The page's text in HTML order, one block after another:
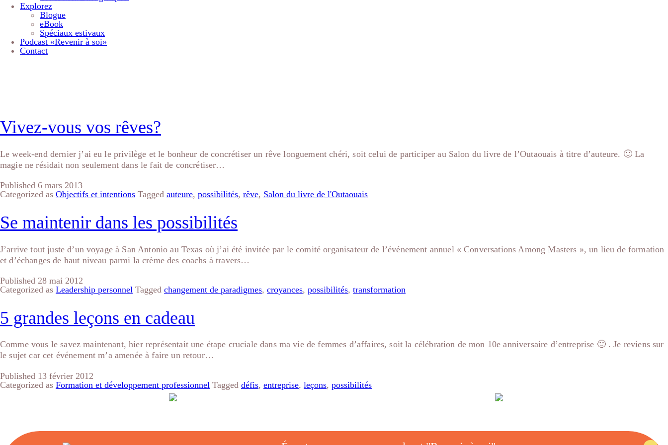
Explorez
Blogue
eBook
Spéciaux estivaux
Podcast «Revenir à soi»
Contact
Vivez-vous vos rêves?
Le week-end dernier j’ai eu le privilège et le bonheur de concrétiser un rêve longuement chéri, soit celui de participer au Salon du livre de l’Outaouais à titre d’auteure. 🙂 La
magie ne résidait non seulement dans le fait de concrétiser…
Published 6 mars 2013
Categorized as Objectifs et intentions Tagged auteure, possibilités, rêve, Salon du livre de l'Outaouais
Se maintenir dans les possibilités
J’arrive tout juste d’un voyage à San Antonio au Texas où j’ai été invitée par le comité organisateur de l’événement annuel « Conversations Among Masters », un lieu de formation
et d’échanges de haut niveau parmi la crème des coachs à travers…
Published 28 mai 2012
Categorized as Leadership personnel Tagged changement de paradigmes, croyances, possibilités, transformation
5 grandes leçons en cadeau
Comme vous le savez maintenant, hier représentait une étape cruciale dans ma vie de femmes d’affaires, soit la célébration de mon 10e anniversaire d’entreprise 🙂 . Je reviens sur
le sujet car cet événement m’a amenée à faire un retour…
Published 13 février 2012
Categorized as Formation et développement professionnel Tagged défis, entreprise, leçons, possibilités